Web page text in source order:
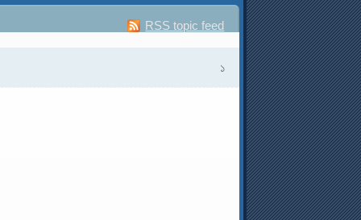
RSS topic feed
১